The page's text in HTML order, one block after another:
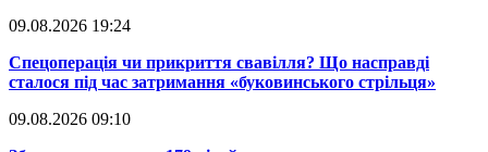
09.08.2026 19:24
​Спецоперація чи прикриття свавілля? Що насправді
сталося під час затримання «буковинського стрільця»
09.08.2026 09:10